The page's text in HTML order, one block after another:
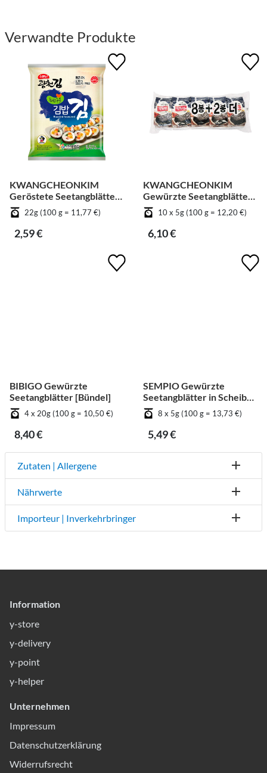
Verwandte Produkte
KWANGCHEONKIM
Geröstete Seetangblätter
für Kimbab
22g (100 g = 11,77 €)
2,59 €
KWANGCHEONKIM
Gewürzte Seetangblätter
in Scheiben geschnitten -
Gemüse [Bündel]
10 x 5g (100 g = 12,20 €)
6,10 €
BIBIGO Gewürzte
Seetangblätter [Bündel]
4 x 20g (100 g = 10,50 €)
8,40 €
SEMPIO Gewürzte
Seetangblätter in Scheiben
geschnitten [Bündel]
8 x 5g (100 g = 13,73 €)
5,49 €
Zutaten | Allergene
Nährwerte
Importeur | Inverkehrbringer
Information
y-store
y-delivery
y-point
y-helper
Unternehmen
Impressum
Datenschutzerklärung
Widerrufsrecht